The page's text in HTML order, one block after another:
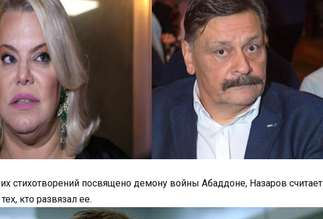
стихотворений посвящено демону войны Абаддоне, Назаров считает
кто развязал ее.